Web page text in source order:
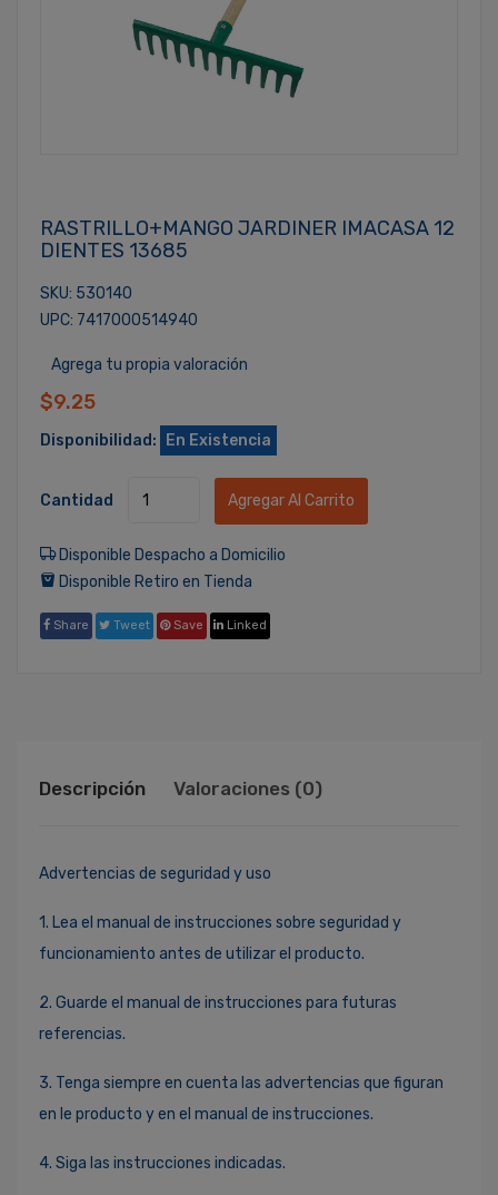
RASTRILLO+MANGO JARDINER IMACASA 12
DIENTES 13685
SKU: 530140
UPC: 7417000514940
Agrega tu propia valoración
$9.25
Disponibilidad: En Existencia
Cantidad Agregar Al Carrito
Disponible Despacho a Domicilio
Disponible Retiro en Tienda
Share Tweet Save Linked
Descripción Valoraciones (0)
Advertencias de seguridad y uso
1. Lea el manual de instrucciones sobre seguridad y
funcionamiento antes de utilizar el producto.
2. Guarde el manual de instrucciones para futuras
referencias.
3. Tenga siempre en cuenta las advertencias que figuran
en le producto y en el manual de instrucciones.
4. Siga las instrucciones indicadas.